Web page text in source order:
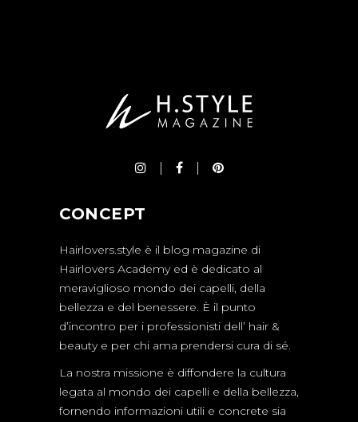
CONCEPT
Hairlovers.style è il blog magazine di
Hairlovers Academy ed è dedicato al
meraviglioso mondo dei capelli, della
bellezza e del benessere. È il punto
d’incontro per i professionisti dell’ hair &
beauty e per chi ama prendersi cura di sé.
La nostra missione è diffondere la cultura
legata al mondo dei capelli e della bellezza,
fornendo informazioni utili e concrete sia